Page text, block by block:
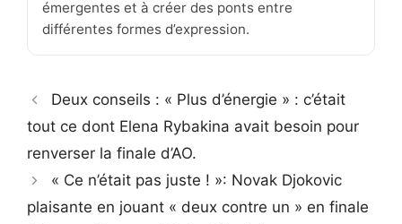
émergentes et à créer des ponts entre
différentes formes d’expression.
Deux conseils : « Plus d’énergie » : c’était
tout ce dont Elena Rybakina avait besoin pour
renverser la finale d’AO.
« Ce n’était pas juste ! »: Novak Djokovic
plaisante en jouant « deux contre un » en finale